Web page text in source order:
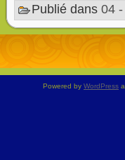
Publié dans 04
Powered by WordPress